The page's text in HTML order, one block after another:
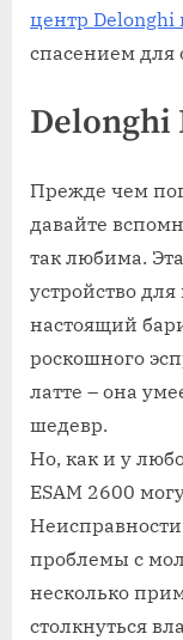
центр Delonghi
спасением для
Delonghi
Прежде чем
давайте
так любима.
устройство
настоящий
роскошного
латте – она
шедевр.
Но, как и у
ESAM 2600
Неисправности
проблемы с
несколько
столкнуться